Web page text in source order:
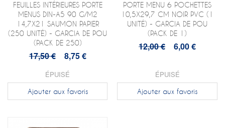
FEUILLES INTÉRIEURES PORTE
MENUS DIN-A5 90 G/M2
14,7X21 SAUMON PAPIER
(250 UNITÉ) - GARCIA DE POU
(PACK DE 250)
17,50 € 8,75 €
ÉPUISÉ
Ajouter aux favoris
PORTE MENU 6 POCHETTES
10,5X29,7 CM NOIR PVC (1
UNITÉ) - GARCIA DE POU
(PACK DE 1)
12,00 € 6,00 €
ÉPUISÉ
Ajouter aux favoris